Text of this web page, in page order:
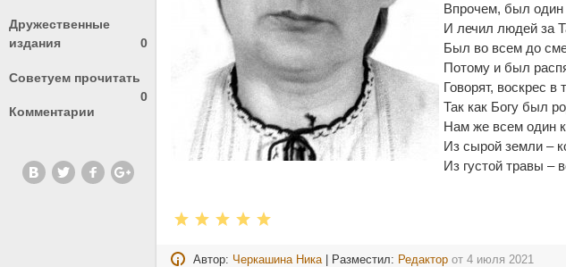
Дружественные
издания
0
Советуем прочитать
0
Комментарии
Впрочем, был один
И лечил людей за
Был во всем до
Потому и был
Говорят, воскрес в
Так как Богу был
Нам же всем один
Из сырой земли –
Из густой травы –
Автор: Черкашина Ника | Разместил: Редактор от4 июля 2021